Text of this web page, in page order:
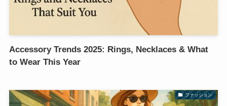
Accessory Trends 2025: Rings, Necklaces & What
to Wear This Year
ファッション